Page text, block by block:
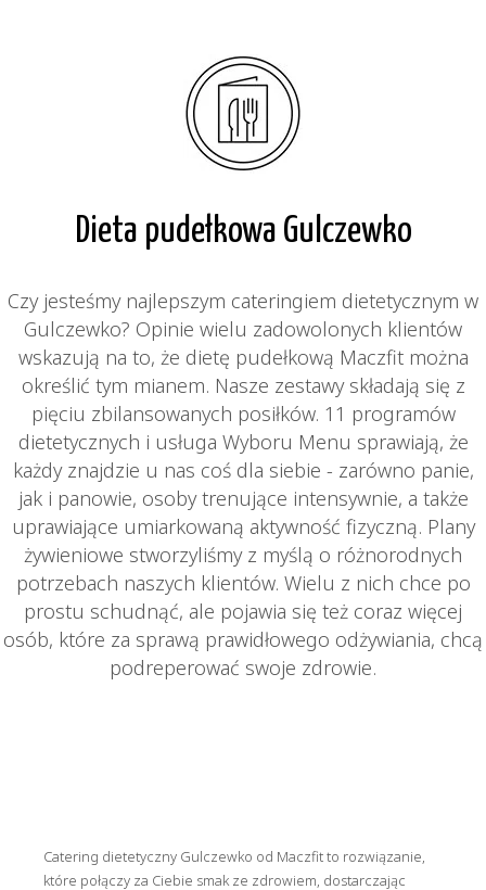
Dieta pudełkowa Gulczewko
Czy jesteśmy najlepszym cateringiem dietetycznym w
Gulczewko? Opinie wielu zadowolonych klientów
wskazują na to, że dietę pudełkową Maczfit można
określić tym mianem. Nasze zestawy składają się z
pięciu zbilansowanych posiłków. 11 programów
dietetycznych i usługa Wyboru Menu sprawiają, że
każdy znajdzie u nas coś dla siebie - zarówno panie,
jak i panowie, osoby trenujące intensywnie, a także
uprawiające umiarkowaną aktywność fizyczną. Plany
żywieniowe stworzyliśmy z myślą o różnorodnych
potrzebach naszych klientów. Wielu z nich chce po
prostu schudnąć, ale pojawia się też coraz więcej
osób, które za sprawą prawidłowego odżywiania, chcą
podreperować swoje zdrowie.
Catering dietetyczny Gulczewko od Maczfit to rozwiązanie,
które połączy za Ciebie smak ze zdrowiem, dostarczając